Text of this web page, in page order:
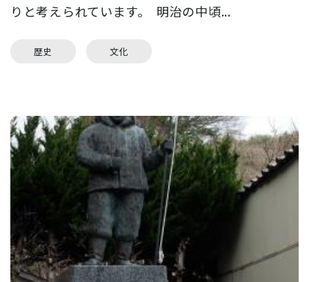
りと考えられています。 明治の中頃...
歴史 文化